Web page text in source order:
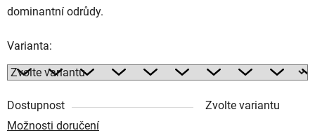
dominantní odrůdy.
Varianta:
Dostupnost
Zvolte variantu
Možnosti doručení